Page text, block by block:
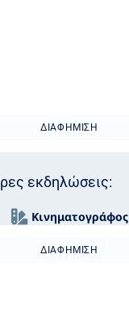
ΔΙΑΦΉΜΙΣΗ
εκδηλώσεις:
Κινηματογράφος
ΔΙΑΦΉΜΙΣΗ